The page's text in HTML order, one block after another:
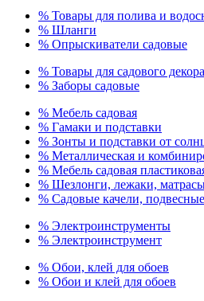
% Товары для полива и
% Шланги
% Опрыскиватели садовые
% Товары для садового декора
% Заборы садовые
% Мебель садовая
% Гамаки и подставки
% Зонты и подставки от
% Металлическая и
% Мебель садовая
% Шезлонги, лежаки,
% Садовые качели,
% Электроинструменты
% Электроинструмент
% Обои, клей для обоев
% Обои и клей для обоев